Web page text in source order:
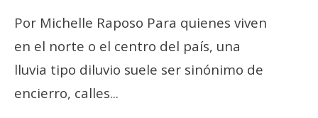
Por Michelle Raposo Para quienes viven
en el norte o el centro del país, una
lluvia tipo diluvio suele ser sinónimo de
encierro, calles...